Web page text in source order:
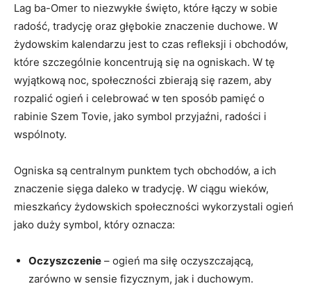
Lag ba-Omer to niezwykłe święto, ‍które łączy ⁤w⁤ sobie
radość, tradycję oraz głębokie znaczenie duchowe. W
żydowskim kalendarzu jest ⁤to czas refleksji i obchodów,
które szczególnie koncentrują się ​na ‌ogniskach. W tę
wyjątkową noc,‍ społeczności zbierają⁣ się razem, aby
rozpalić ogień i celebrować w ten ‍sposób pamięć o
rabinie Szem Tovie, jako symbol przyjaźni, radości i
wspólnoty.
Ogniska są centralnym punktem tych obchodów, ​a ich
znaczenie sięga daleko w tradycję. W ‍ciągu wieków,
mieszkańcy żydowskich​ społeczności wykorzystali ogień
jako duży‍ symbol, który oznacza:
Oczyszczenie – ogień ma siłę ​oczyszczającą,
zarówno w sensie ‍fizycznym, jak i duchowym.